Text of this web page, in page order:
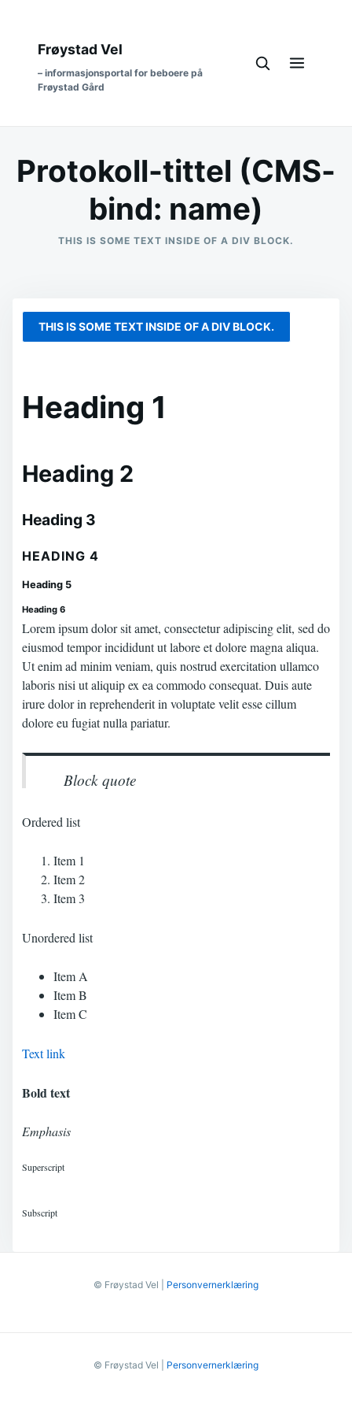
Frøystad Vel
– informasjonsportal for beboere på
Frøystad Gård
Protokoll-tittel (CMS-
bind: name)
THIS IS SOME TEXT INSIDE OF A DIV BLOCK.
THIS IS SOME TEXT INSIDE OF A DIV BLOCK.
Heading 1
Heading 2
Heading 3
HEADING 4
Heading 5
Heading 6
Lorem ipsum dolor sit amet, consectetur adipiscing elit, sed do
eiusmod tempor incididunt ut labore et dolore magna aliqua.
Ut enim ad minim veniam, quis nostrud exercitation ullamco
laboris nisi ut aliquip ex ea commodo consequat. Duis aute
irure dolor in reprehenderit in voluptate velit esse cillum
dolore eu fugiat nulla pariatur.
Block quote
Ordered list
Item 1
Item 2
Item 3
Unordered list
Item A
Item B
Item C
Text link
Bold text
Emphasis
Superscript
Subscript
© Frøystad Vel | Personvernerklæring
© Frøystad Vel | Personvernerklæring